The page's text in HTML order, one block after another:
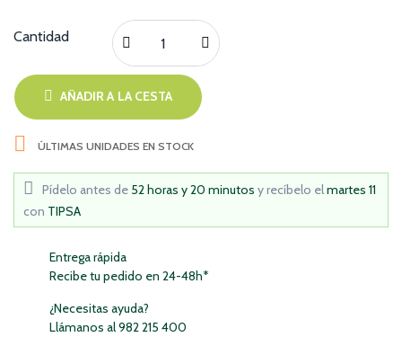
Cantidad
AÑADIR A LA CESTA
 ÚLTIMAS UNIDADES EN STOCK
Pídelo antes de 52 horas y 20 minutos y recíbelo elmartes 11
con TIPSA
Entrega rápida
Recibe tu pedido en 24-48h*
¿Necesitas ayuda?
Llámanos al 982 215 400